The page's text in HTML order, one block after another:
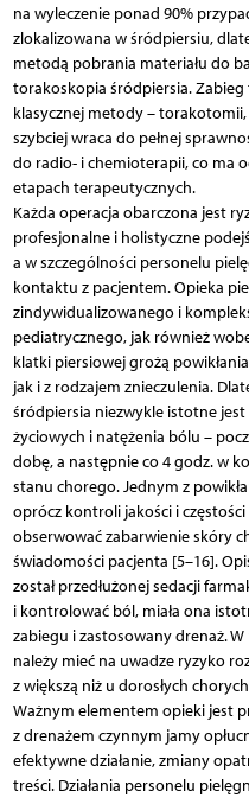
na wyleczenie ponad 90%
zlokalizowana w śródpiersiu,
metodą pobrania materiału do
torakoskopia śródpiersia.
klasycznej metody –
szybciej wraca do pełnej
do radio- i chemioterapii, co ma
etapach terapeutycznych.
Każda operacja obarczona jest
profesjonalne i holistyczne
a w szczególności personelu
kontaktu z pacjentem. Opieka
zindywidualizowanego i
pediatrycznego, jak również
klatki piersiowej grożą
jak i z rodzajem znieczulenia.
śródpiersia niezwykle istotne
życiowych i natężenia bólu –
dobę, a następnie co 4 godz. w
stanu chorego. Jednym z
oprócz kontroli jakości i
obserwować zabarwienie skóry
świadomości pacjenta [5–16].
został przedłużonej sedacji
i kontrolować ból, miała ona
zabiegu i zastosowany drenaż.
należy mieć na uwadze ryzyko
z większą niż u dorosłych
Ważnym elementem opieki jest
z drenażem czynnym jamy
efektywne działanie, zmiany
treści. Działania personelu